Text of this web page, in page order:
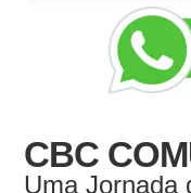
CBC
Uma Jornada